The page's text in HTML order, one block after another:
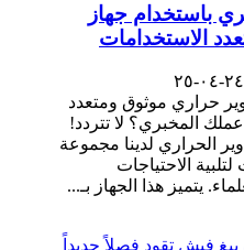
باستخدام جهاز
الاستخدامات
حراري موثوق ومتعدد
المخبري؟ لا تتردد!
الحراري لدينا مجموعة
الاحتياجات
يتميز هذا الجهاز بـ...